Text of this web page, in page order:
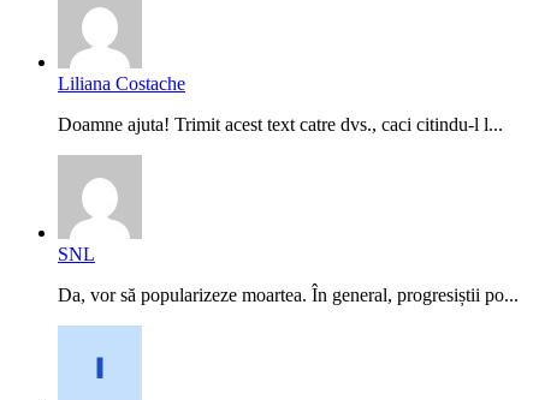
Liliana Costache
Doamne ajuta! Trimit acest text catre dvs., caci citindu-l l...
SNL
Da, vor să popularizeze moartea. În general, progresiștii po...